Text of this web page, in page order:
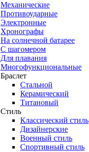
Механические
Противоударные
Электронные
Хронографы
На солнечной батарее
С шагомером
Для плавания
Многофункциональные
Браслет
Стальной
Керамический
Титановый
Стиль
Классический стиль
Дизайнерские
Военный стиль
Спортивный стиль